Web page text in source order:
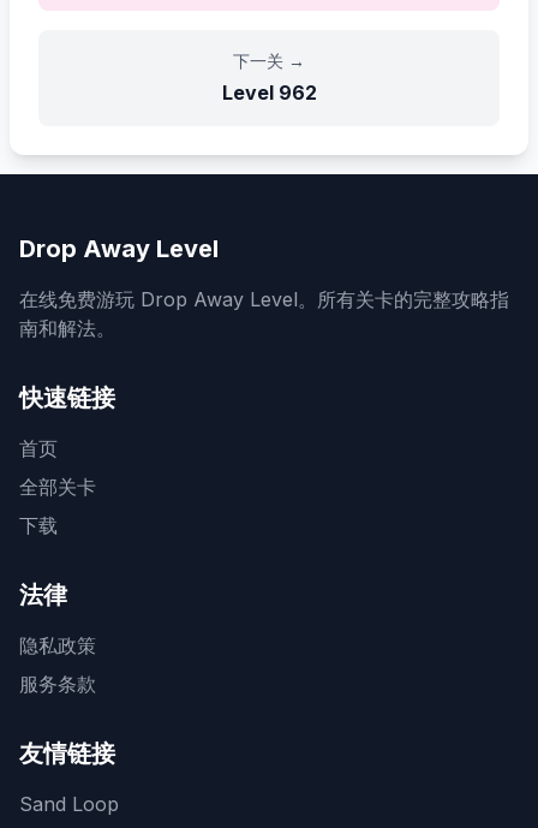
下一关 →
Level 962
Drop Away Level
在线免费游玩 Drop Away Level。所有关卡的完整攻略指
南和解法。
快速链接
首页
全部关卡
下载
法律
隐私政策
服务条款
友情链接
Sand Loop